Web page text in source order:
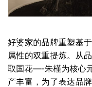
好婆家的品牌重塑基
属性的双重提炼。从
取国花—-朱槿为核心
产丰富，为了表达品